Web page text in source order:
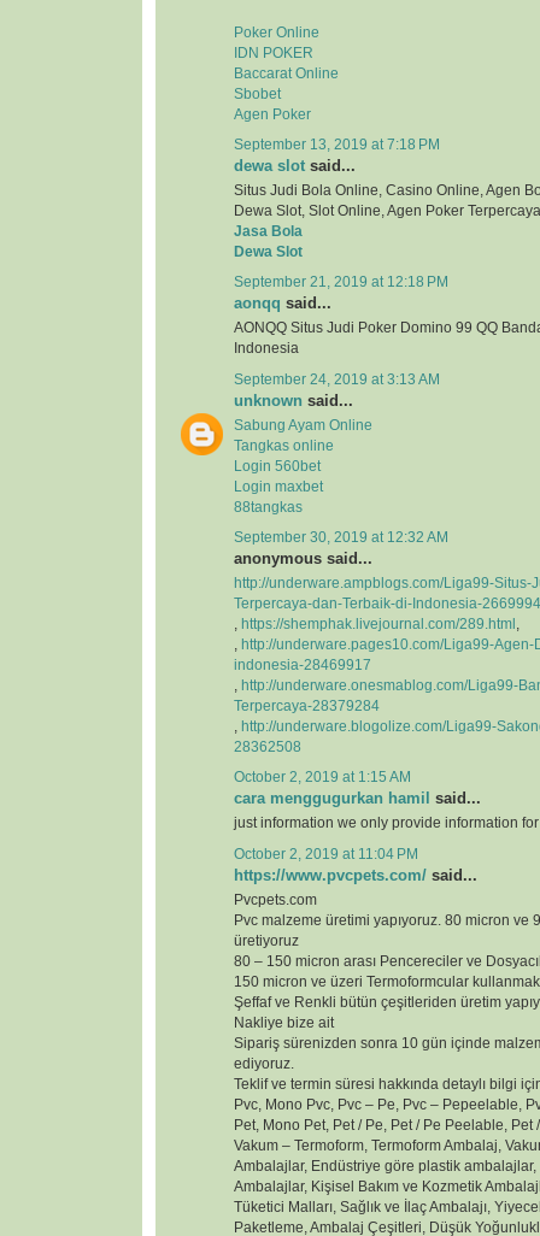
Poker Online
IDN POKER
Baccarat Online
Sbobet
Agen Poker
September 13, 2019 at 7:18 PM
dewa slot said...
Situs Judi Bola Online, Casino Online, Agen
Dewa Slot, Slot Online, Agen Poker
Jasa Bola
Dewa Slot
September 21, 2019 at 12:18 PM
aonqq said...
AONQQ Situs Judi Poker Domino 99 QQ
Indonesia
September 24, 2019 at 3:13 AM
unknown said...
Sabung Ayam Online
Tangkas online
Login 560bet
Login maxbet
88tangkas
September 30, 2019 at 12:32 AM
anonymous said...
http://underware.ampblogs.com/Liga99-Situs-
Terpercaya-dan-Terbaik-di-Indonesia-
https://shemphak.livejournal.com/289.html
http://underware.pages10.com/Liga99-
indonesia-28469917
http://underware.onesmablog.com/Liga99-
Terpercaya-28379284
http://underware.blogolize.com/Liga99-
28362508
October 2, 2019 at 1:15 AM
cara menggugurkan hamil said...
just information we only provide information
October 2, 2019 at 11:04 PM
https://www.pvcpets.com/ said...
Pvcpets.com
Pvc malzeme üretimi yapıyoruz. 80 micron ve
üretiyoruz
80 – 150 micron arası Pencereciler ve
150 micron ve üzeri Termoformcular
Şeffaf ve Renkli bütün çeşitleriden üretim
Nakliye bize ait
Sipariş sürenizden sonra 10 gün içinde
ediyoruz.
Teklif ve termin süresi hakkında detaylı bilgi
Pvc, Mono Pvc, Pvc – Pe, Pvc – Pepeelable,
Pet, Mono Pet, Pet / Pe, Pet / Pe Peelable, Pet
Vakum – Termoform, Termoform Ambalaj,
Ambalajlar, Endüstriye göre plastik ambalajlar,
Ambalajlar, Kişisel Bakım ve Kozmetik
Tüketici Malları, Sağlık ve İlaç Ambalajı,
Paketleme, Ambalaj Çeşitleri, Düşük